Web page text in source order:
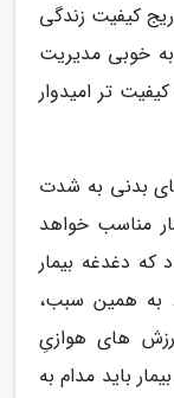
کیفیت زندگی
خوبی مدیریت
تر امیدوار
های بدنی به شدت
مناسب خواهد
که دغدغه بیمار
به همین سبب،
های هوازیِ
باید مدام به